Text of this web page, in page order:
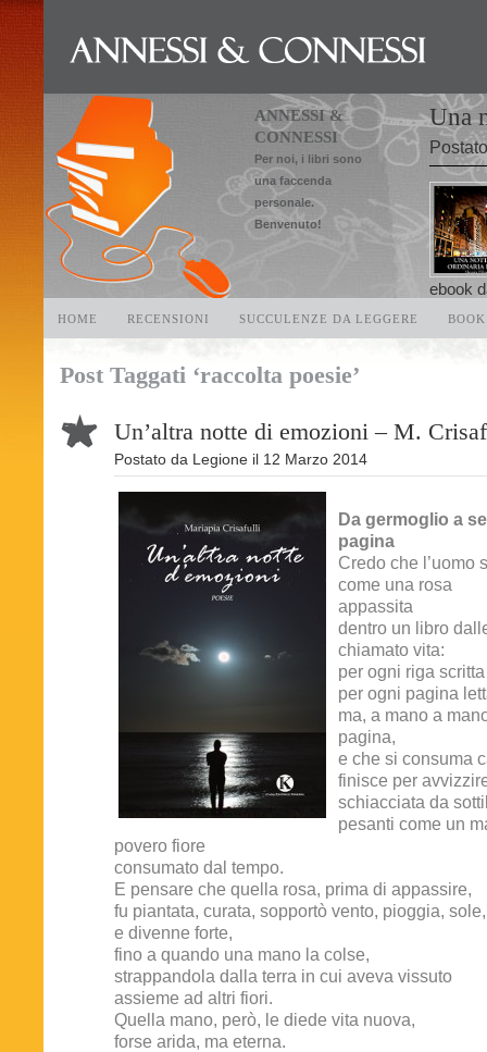
ANNESSI &
CONNESSI
Per noi, i libri sono
una faccenda
personale.
Benvenuto!
Una
ebook
HOME RECENSIONI SUCCULENZE DA LEGGERE
Post Taggati ‘raccolta poesie’
Un’altra notte di emozioni – M.
Postato da Legione il 12 Marzo 2014
Da germoglio a
pagina
Credo che l’uomo
come una rosa
appassita
dentro un libro
chiamato vita:
per ogni riga
per ogni pagina
ma, a mano a
pagina,
e che si consuma
finisce per
schiacciata da
pesanti come un
povero fiore
consumato dal tempo.
E pensare che quella rosa, prima di appassire,
fu piantata, curata, sopportò vento, pioggia, sole,
e divenne forte,
fino a quando una mano la colse,
strappandola dalla terra in cui aveva vissuto
assieme ad altri fiori.
Quella mano, però, le diede vita nuova,
forse arida, ma eterna.